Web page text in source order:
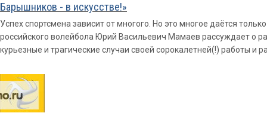
Барышников - в искусстве!»
Успех спортсмена зависит от многого. Но это многое даётся
российского волейбола Юрий Васильевич Мамаев рассуждает о
курьезные и трагические случаи своей сорокалетней(!) работы